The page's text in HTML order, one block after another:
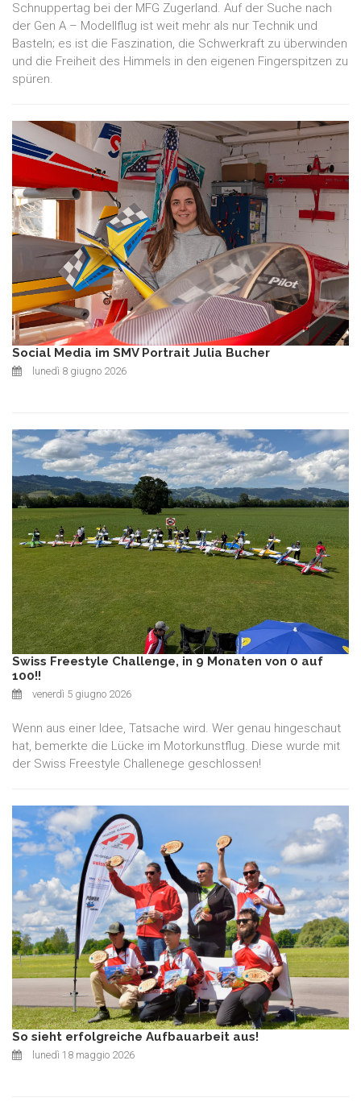
Schnuppertag bei der MFG Zugerland. Auf der Suche nach
der Gen A – Modellflug ist weit mehr als nur Technik und
Basteln; es ist die Faszination, die Schwerkraft zu überwinden
und die Freiheit des Himmels in den eigenen Fingerspitzen zu
spüren.
Social Media im SMV Portrait Julia Bucher
lunedì 8 giugno 2026
Swiss Freestyle Challenge, in 9 Monaten von 0 auf
100!!
venerdì 5 giugno 2026
Wenn aus einer Idee, Tatsache wird. Wer genau hingeschaut
hat, bemerkte die Lücke im Motorkunstflug. Diese wurde mit
der Swiss Freestyle Challenege geschlossen!
So sieht erfolgreiche Aufbauarbeit aus!
lunedì 18 maggio 2026